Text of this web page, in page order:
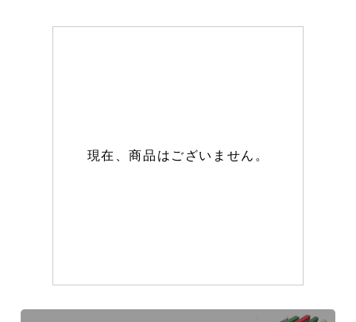
現在、商品はございません。